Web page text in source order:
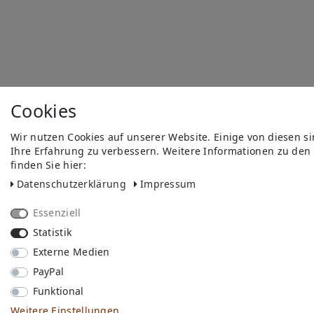
Cookies
Wir nutzen Cookies auf unserer Website. Einige von diesen
Ihre Erfahrung zu verbessern. Weitere Informationen zu
finden Sie hier:
Daten­schutz­erklärung
Impressum
Essenziell
Statistik
Externe Medien
PayPal
Funktional